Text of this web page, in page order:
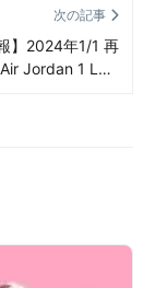
次の記事
】2024年1/1 再
Jordan 1 Low